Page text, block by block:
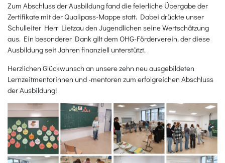
Zum Abschluss der Ausbildung fand die feierliche Übergabe der
Zertifikate mit der Qualipass-Mappe statt. Dabei drückte unser
Schulleiter Herr Lietzau den Jugendlichen seine Wertschätzung
aus. Ein besonderer Dank gilt dem OHG-Förderverein, der diese
Ausbildung seit Jahren finanziell unterstützt.
Herzlichen Glückwunsch an unsere zehn neu ausgebildeten
Lernzeitmentorinnen und -mentoren zum erfolgreichen Abschluss
der Ausbildung!